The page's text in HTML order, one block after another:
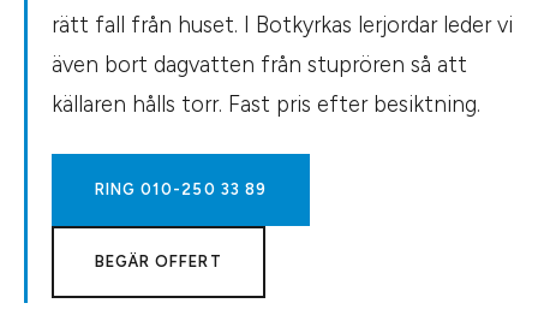
rätt fall från huset. I Botkyrkas lerjordar leder vi
även bort dagvatten från stuprören så att
källaren hålls torr. Fast pris efter besiktning.
RING010-250 33 89
BEGÄR OFFERT